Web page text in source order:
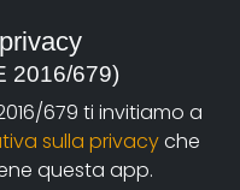
2016/679)
679 ti invitiamo a
sulla privacyche
questa app.